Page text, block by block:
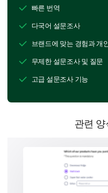
Conversion and
Have you made a
Which factors
Product features
Discounts or offers
빠른 번역
다국어 설문조사
브랜드에 맞는 경험과 개
무제한 설문조사 및 질문
고급 설문조사 기능
관련